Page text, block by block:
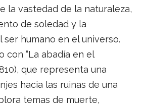
la vastedad de la naturaleza,
de soledad y la
ser humano en el universo.
con “La abadía en el
que representa una
hacia las ruinas de una
temas de muerte,